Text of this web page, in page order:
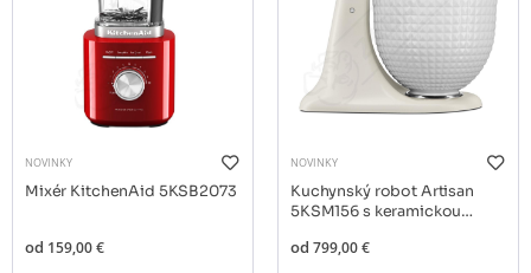
NOVINKY
Mixér KitchenAid 5KSB2073
od 159,00 €
NOVINKY
Kuchynský robot Artisan
5KSM156 s keramickou
od 799,00 €